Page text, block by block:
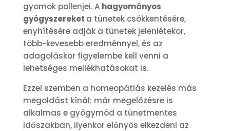
gyomok pollenjei. A hagyományos
gyógyszereket a tünetek csökkentésére,
enyhítésére adják a tünetek jelenlétekor,
több-kevesebb eredménnyel, és az
adagoláskor figyelembe kell venni a
lehetséges mellékhatásokat is.
Ezzel szemben a homeopátiás kezelés más
megoldást kínál: már megelőzésre is
alkalmas e gyógymód a tünetmentes
időszakban, ilyenkor előnyös elkezdeni az